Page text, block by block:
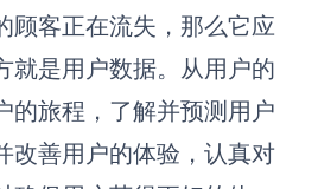
顾客正在流失，那么它应
就是用户数据。从用户的
的旅程，了解并预测用户
改善用户的体验，认真对